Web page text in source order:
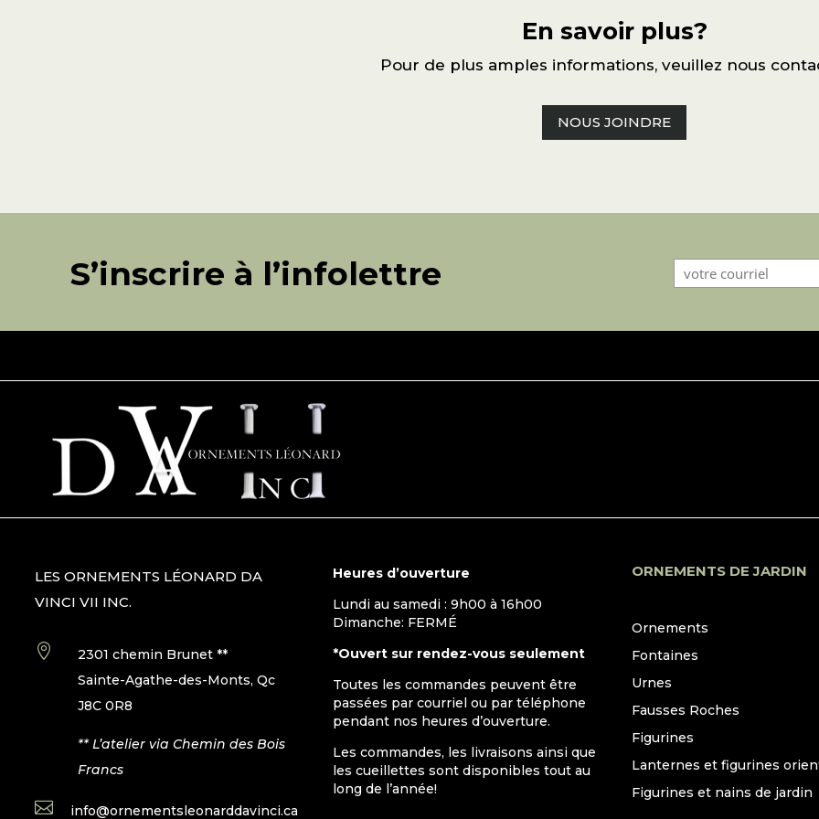
En savoir plus?
Pour de plus amples informations, veuillez nous
NOUS JOINDRE
S’inscrire à l’infolettre
LES ORNEMENTS LÉONARD DA
VINCI VII INC.

2301 chemin Brunet **
Sainte-Agathe-des-Monts, Qc
J8C 0R8
** L’atelier via Chemin des Bois
Francs
 info@ornementsleonarddavinci.ca
Heures d’ouverture
Lundi au samedi : 9h00 à 16h00
Dimanche: FERMÉ
*Ouvert sur rendez-vous seulement
Toutes les commandes peuvent être
passées par courriel ou par téléphone
pendant nos heures d’ouverture.
Les commandes, les livraisons ainsi que
les cueillettes sont disponibles tout au
long de l’année!
ORNEMENTS DE JARDIN
Ornements
Fontaines
Urnes
Fausses Roches
Figurines
Lanternes et figurines
Figurines et nains de jardin